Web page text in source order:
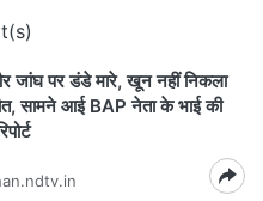
जांघ पर डंडे मारे, खून नहीं न‍िकला
सामने आई BAP नेता के भाई की